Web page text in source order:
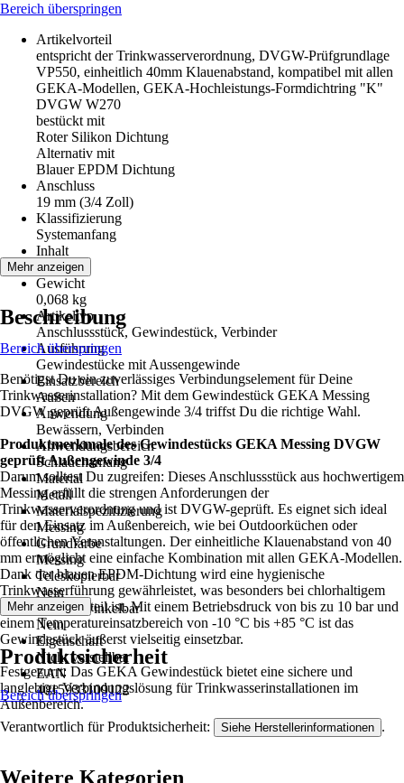
Bereich überspringen
Artikelvorteil
entspricht der Trinkwasserverordnung, DVGW-Prüfgrundlage
VP550, einheitlich 40mm Klauenabstand, kompatibel mit allen
GEKA-Modellen, GEKA-Hochleistungs-Formdichtring "K"
DVGW W270
bestückt mit
Roter Silikon Dichtung
Alternativ mit
Blauer EPDM Dichtung
Anschluss
19 mm (3/4 Zoll)
Klassifizierung
Systemanfang
Inhalt
1 Stück
Gewicht
0,068 kg
Artikeltyp
Anschlussstück, Gewindestück, Verbinder
Ausführung
Gewindestücke mit Aussengewinde
Einsatzbereich
Außen
Anwendung
Bewässern, Verbinden
Anwendungsbereich
Schlauchanfang
Material
Metall
Materialspezifizierung
Messing
Grundfarbe
Messing
Teleskopierbar
Nein
Kopf abwinkelbar
Nein
Eigenschaft
Nicht verstellbar
EAN
4015933109122
Mehr anzeigen
Beschreibung
Bereich überspringen
Benötigst Du ein zuverlässiges Verbindungselement für Deine
Trinkwasserinstallation? Mit dem Gewindestück GEKA Messing
DVGW geprüft Außengewinde 3/4 triffst Du die richtige Wahl.
Produktmerkmale des Gewindestücks GEKA Messing DVGW
geprüft Außengewinde 3/4
Darum solltest Du zugreifen: Dieses Anschlussstück aus hochwertigem
Messing erfüllt die strengen Anforderungen der
Trinkwasserverordnung und ist DVGW-geprüft. Es eignet sich ideal
für den Einsatz im Außenbereich, wie bei Outdoorküchen oder
öffentlichen Veranstaltungen. Der einheitliche Klauenabstand von 40
mm ermöglicht eine einfache Kombination mit allen GEKA-Modellen.
Dank der blauen EPDM-Dichtung wird eine hygienische
Trinkwasserführung gewährleistet, was besonders bei chlorhaltigem
Wasser von Vorteil ist. Mit einem Betriebsdruck von bis zu 10 bar und
einem Temperatureinsatzbereich von -10 °C bis +85 °C ist das
Gewindestück äußerst vielseitig einsetzbar.
Festgezurrt: Das GEKA Gewindestück bietet eine sichere und
langlebige Verbindungslösung für Trinkwasserinstallationen im
Außenbereich.
Mehr anzeigen
Produktsicherheit
Bereich überspringen
Verantwortlich für Produktsicherheit: Siehe Herstellerinformationen .
Weitere Kategorien